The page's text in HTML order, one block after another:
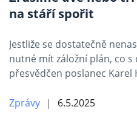
na stáří spořit
Jestliže se dostatečně
nutné mít záložní plán, co s
přesvědčen poslanec Karel
Zprávy 6.5.2025